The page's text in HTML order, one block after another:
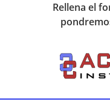
Rellena el